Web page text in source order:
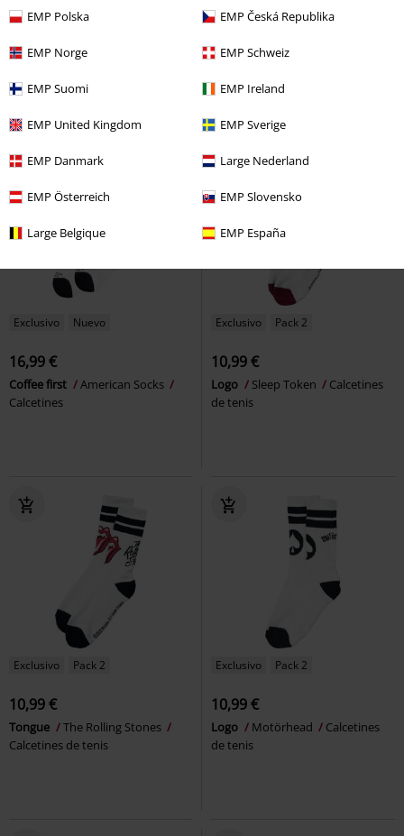
EMP Polska EMP Česká Republika
EMP Norge EMP Schweiz
EMP Suomi EMP Ireland
EMP United Kingdom EMP Sverige
EMP Danmark Large Nederland
EMP Österreich EMP Slovensko
Large Belgique EMP España
16,99 €
Calcetines
16,99 €
Calcetines
Exclusivo Nuevo
16,99 €
Coffee first
American Socks
Calcetines
Exclusivo Pack 2
10,99 €
Logo Sleep Token
Calcetines
de tenis
Exclusivo Pack 2
10,99 €
Tongue
The Rolling Stones
Calcetines de tenis
Exclusivo Pack 2
10,99 €
Logo Motörhead
Calcetines
de tenis